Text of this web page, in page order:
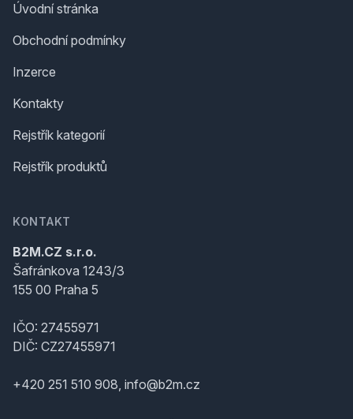
Úvodní stránka
Obchodní podmínky
Inzerce
Kontakty
Rejstřík kategorií
Rejstřík produktů
KONTAKT
B2M.CZ s.r.o.
Šafránkova 1243/3
155 00 Praha 5
IČO: 27455971
DIČ: CZ27455971
+420 251 510 908, info@b2m.cz